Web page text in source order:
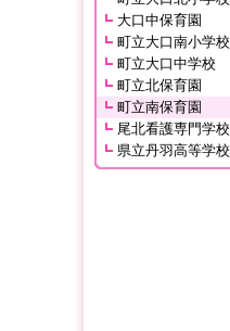
大口中保育園
町立大口南小学校
町立大口中学校
町立北保育園
町立南保育園
尾北看護専門学校
県立丹羽高等学校